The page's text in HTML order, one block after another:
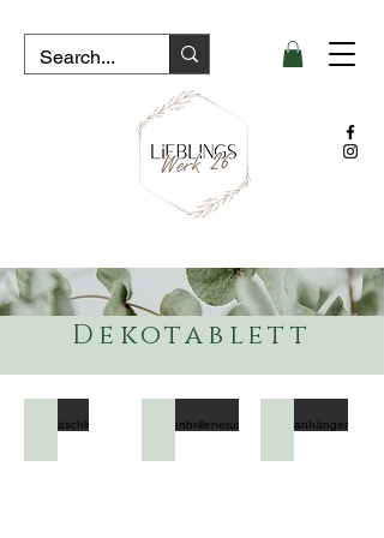
Dekotablett
Ostertäschli Sonnenbrillenetui